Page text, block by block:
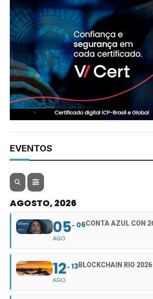
EVENTOS
AGOSTO, 2026
05
AGO
06CONTA AZUL CON
12
AGO
13BLOCKCHAIN RIO 2026